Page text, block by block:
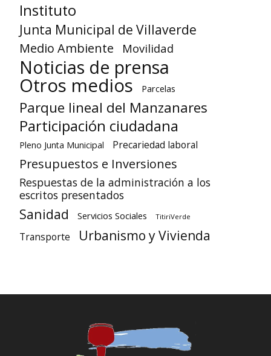
Instituto
Junta Municipal de Villaverde
Medio Ambiente Movilidad
Noticias de prensa
Otros medios Parcelas
Parque lineal del Manzanares
Participación ciudadana
Pleno Junta Municipal Precariedad laboral
Presupuestos e Inversiones
Respuestas de la administración a los
escritos presentados
Sanidad Servicios Sociales TitiriVerde
Transporte Urbanismo y Vivienda